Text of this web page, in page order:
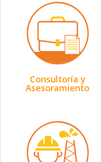
Consultoría y
Asesoramiento